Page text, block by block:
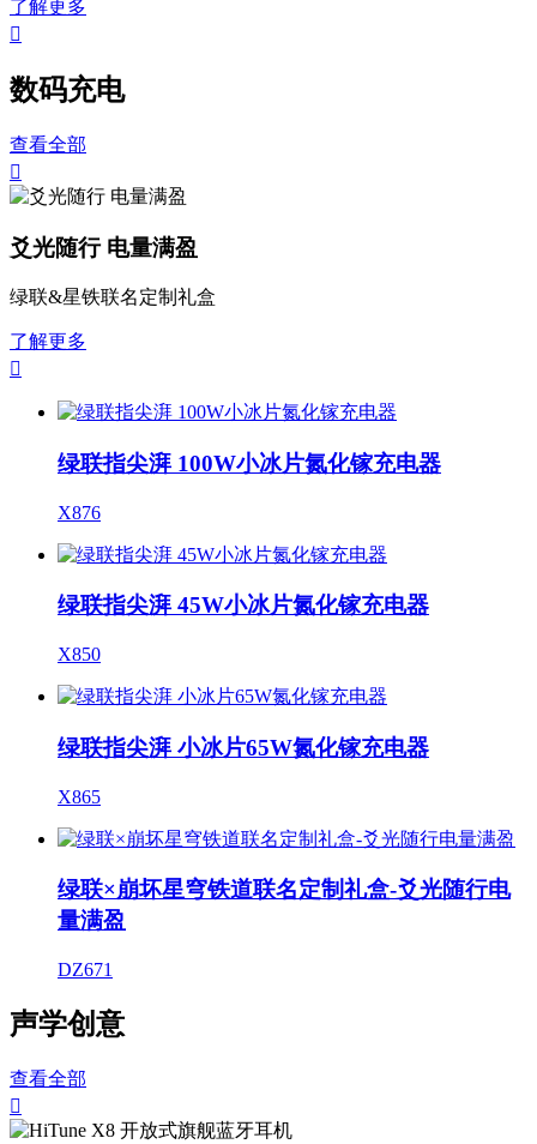
了解更多

数码充电
查看全部

爻光随行 电量满盈
绿联&星铁联名定制礼盒
了解更多

绿联指尖湃 100W小冰片氮化镓充电器
X876
绿联指尖湃 45W小冰片氮化镓充电器
X850
绿联指尖湃 小冰片65W氮化镓充电器
X865
绿联×崩坏星穹铁道联名定制礼盒-爻光随行电
量满盈
DZ671
声学创意
查看全部
